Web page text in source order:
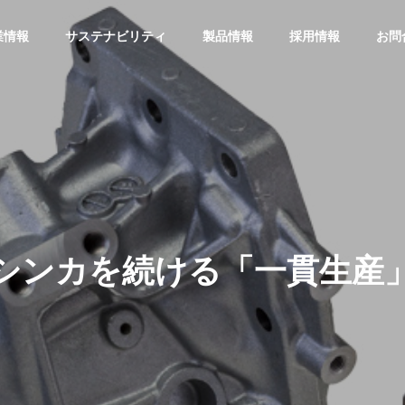
情報 サステナビリティ 製品情報 採用情報 お問
ンカを続ける「一貫生産